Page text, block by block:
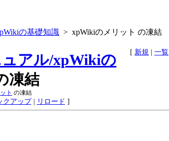
の基礎知識 > xpWikiのメリット の凍結
[ 新規 | 一覧
アル​/xpWikiの
凍結
ト の凍結
クアップ| リロード ]